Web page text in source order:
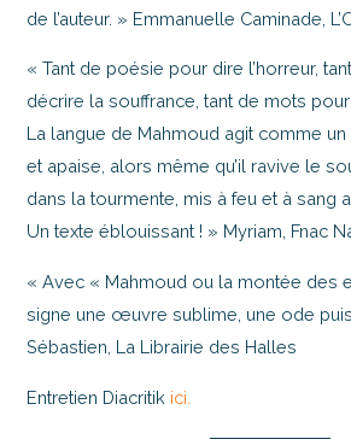
de l’auteur. » Emmanuelle Caminade,
« Tant de poésie pour dire l’horreur,
décrire la souffrance, tant de mots pour
La langue de Mahmoud agit comme
et apaise, alors même qu’il ravive le
dans la tourmente, mis à feu et à sang
Un texte éblouissant ! » Myriam, Fnac
« Avec « Mahmoud ou la montée des
signe une œuvre sublime, une ode
Sébastien, La Librairie des Halles
Entretien Diacritik ici.